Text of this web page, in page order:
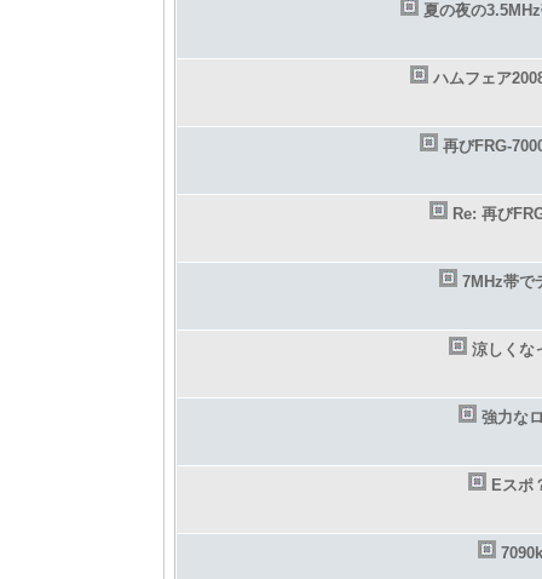
夏の夜の
ハムフェア
再びFRG-
Re: 再び
7MHz帯で
涼しくな
強力な
Eスポ